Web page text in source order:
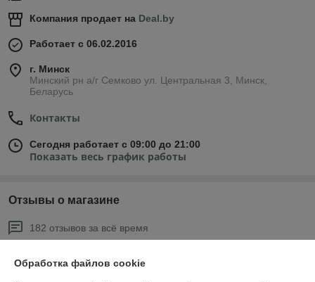
Компания продает на Deal.by
Работает с 06.02.2016
г. Минск
Минский рн а/г Семково ул. Центральная 3, Минск,
Беларусь
Контакты
Сегодня работает с 09:00 до 21:00
Показать весь график работы
Отзывы о магазине
182 отзывов за всё время
Обработка файлов cookie